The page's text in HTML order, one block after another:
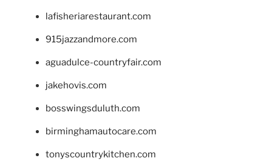
lafisheriarestaurant.com
915jazzandmore.com
aguadulce-countryfair.com
jakehovis.com
bosswingsduluth.com
birminghamautocare.com
tonyscountrykitchen.com